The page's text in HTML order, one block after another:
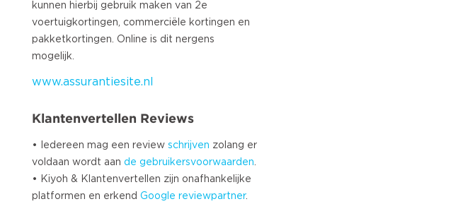
kunnen hierbij gebruik maken van 2e
voertuigkortingen, commerciële kortingen en
pakketkortingen. Online is dit nergens
www.assurantiesite.nl
Klantenvertellen Reviews
• Iedereen mag een review schrijven zolang er
voldaan wordt aan de gebruikersvoorwaarden.
• Kiyoh & Klantenvertellen zijn onafhankelijke
platformen en erkend Google reviewpartner.